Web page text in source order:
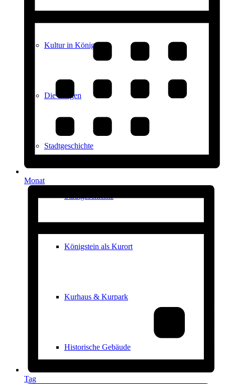
Kultur in Königstein
Die Burgen
Stadtgeschichte
Stadtgeschichte
Königstein als Kurort
Kurhaus & Kurpark
Historische Gebäude
Monat
Tag